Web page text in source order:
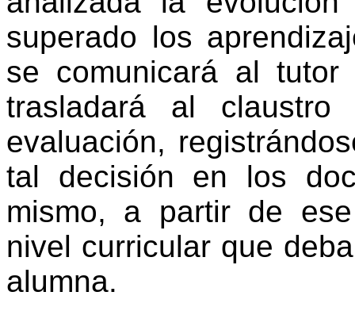
superado los
se comunicará al
trasladará al
evaluación,
tal decisión en los
mismo, a partir de
nivel curricular que
alumna.